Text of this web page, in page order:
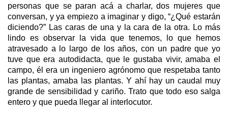
personas que se paran acá a charlar, dos mujeres que
conversan, y ya empiezo a imaginar y digo, “¿Qué estarán
diciendo?” Las caras de una y la cara de la otra. Lo más
lindo es observar la vida que tenemos, lo que hemos
atravesado a lo largo de los años, con un padre que yo
tuve que era autodidacta, que le gustaba vivir, amaba el
campo, él era un ingeniero agrónomo que respetaba tanto
las plantas, amaba las plantas. Y ahí hay un caudal muy
grande de sensibilidad y cariño. Trato que todo eso salga
entero y que pueda llegar al interlocutor.